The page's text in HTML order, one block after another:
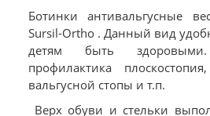
Ботинки антивальгусные
Sursil-Ortho . Данный вид
детям быть
профилактика
вальгусной стопы и т.п.
Верх обуви и стельки